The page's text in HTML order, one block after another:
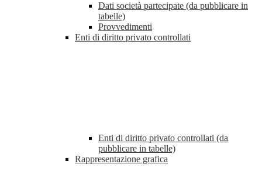
Dati società partecipate (da pubblicare in
tabelle)
Provvedimenti
Enti di diritto privato controllati
Enti di diritto privato controllati (da
pubblicare in tabelle)
Rappresentazione grafica